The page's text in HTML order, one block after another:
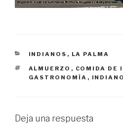
CATEGORÍAS
INDIANOS , LA PALMA
ETIQUETAS
ALMUERZO , COMIDA DE
GASTRONOMÍA ,
Deja una respuesta